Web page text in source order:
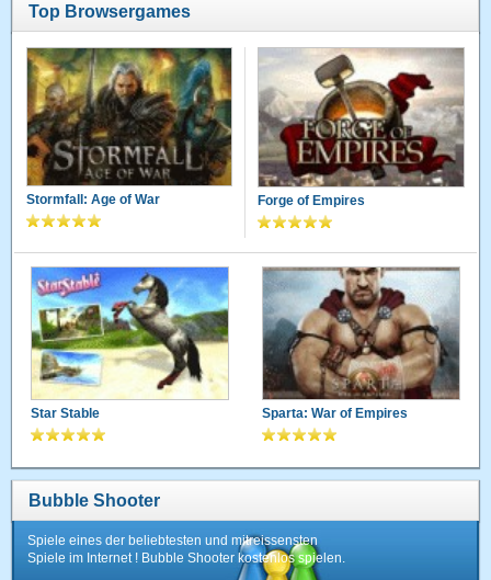
Top Browsergames
Stormfall: Age of War Forge of Empires
Star Stable Sparta: War of Empires
Bubble Shooter
Spiele eines der beliebtesten und mitreissensten
Spiele im Internet ! Bubble Shooter kostenlos spielen.